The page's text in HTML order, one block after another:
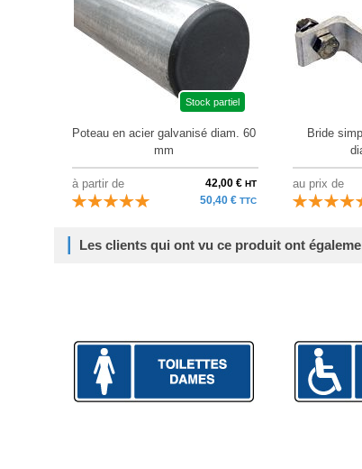
Stock partiel
Poteau en acier galvanisé diam. 60
mm
à partir de 42,00 € HT
50,40 € TTC
Bride
au prix de
Les clients qui ont vu ce produit ont